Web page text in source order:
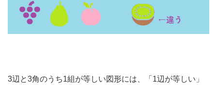
3辺と3角のうち1組が等しい図形には、「1辺が等しい」